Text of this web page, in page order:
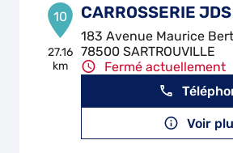
10
27.16
km
CARROSSERIE JDS
183 Avenue Maurice
78500 SARTROUVILLE
Fermé actuellement
Voir